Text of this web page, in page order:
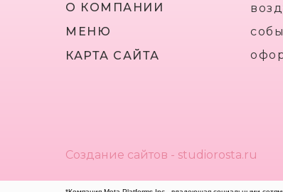
Создание сайтов - studiorosta.ru
О КОМПАНИИ
КАРТА САЙТА
МЕНЮ